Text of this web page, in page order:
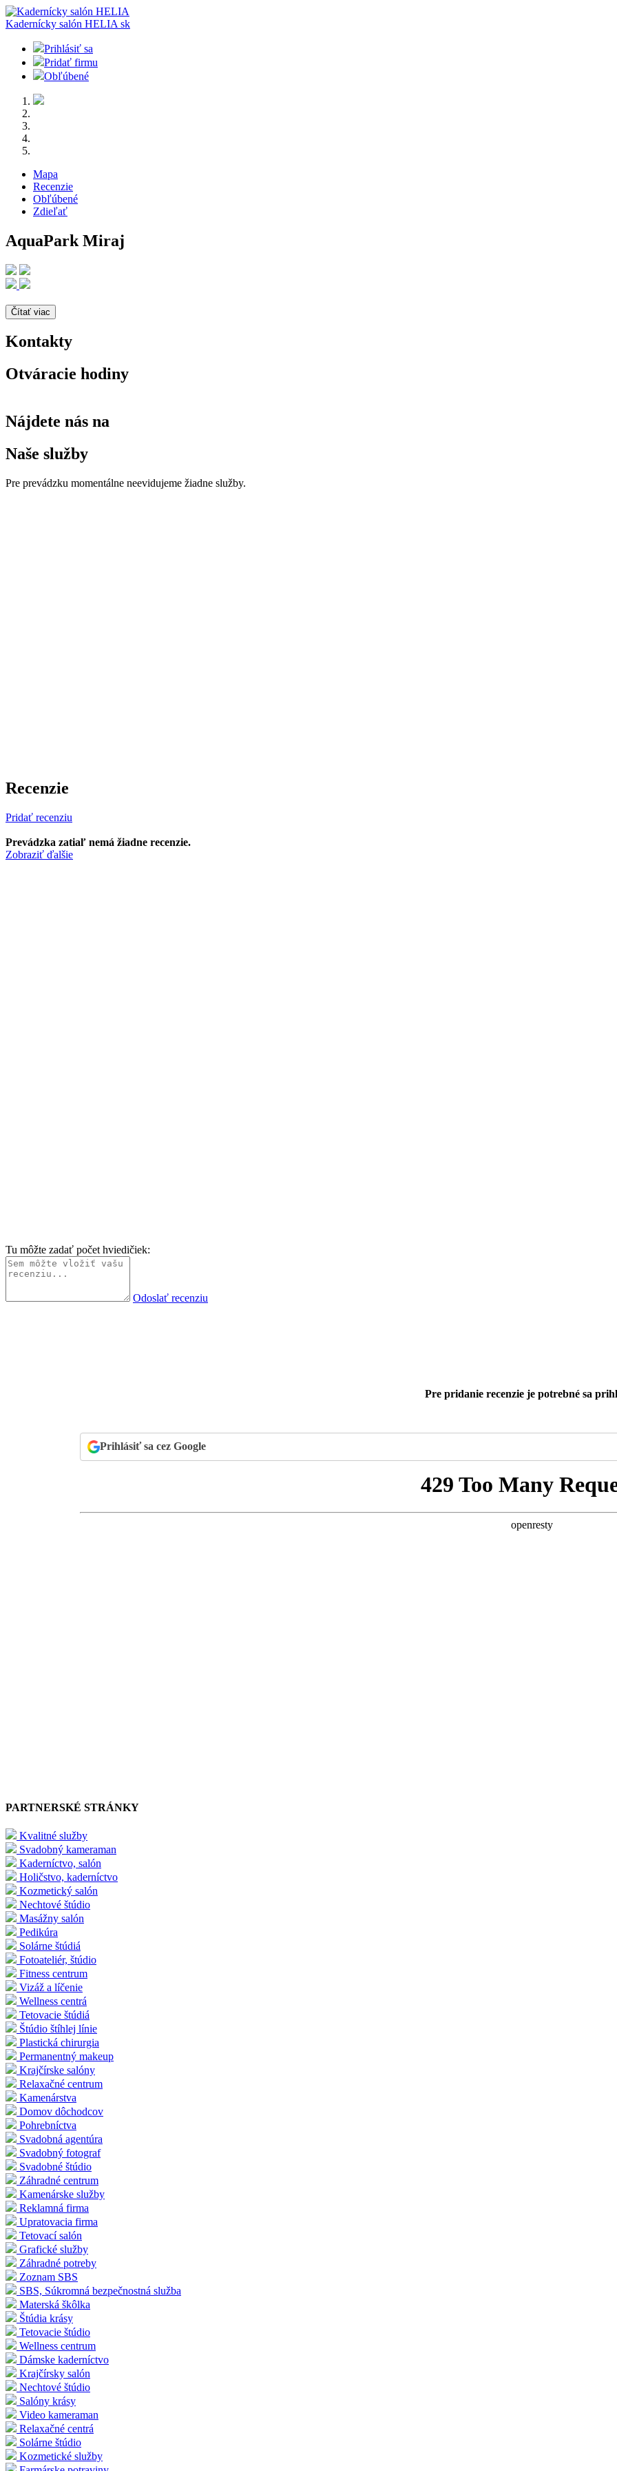
Kadernícky salón HELIA sk
Prihlásiť sa
Pridať firmu
Obľúbené
Mapa
Recenzie
Obľúbené
Zdieľať
AquaPark Miraj
Čítať viac
Kontakty
Otváracie hodiny
Nájdete nás na
Naše služby
Pre prevádzku momentálne neevidujeme žiadne služby.
Recenzie
Pridať recenziu
Prevádzka zatiaľ nemá žiadne recenzie.
Zobraziť ďalšie
Tu môžte zadať počet hviedičiek:
Odoslať recenziu
Pre pridanie recenzie je potrebné sa
Prihlásiť sa cez Google
PARTNERSKÉ STRÁNKY
Kvalitné služby
Svadobný kameraman
Kaderníctvo, salón
Holičstvo, kaderníctvo
Kozmetický salón
Nechtové štúdio
Masážny salón
Pedikúra
Solárne štúdiá
Fotoateliér, štúdio
Fitness centrum
Vizáž a líčenie
Wellness centrá
Tetovacie štúdiá
Štúdio štíhlej línie
Plastická chirurgia
Permanentný makeup
Krajčírske salóny
Relaxačné centrum
Kamenárstva
Domov dôchodcov
Pohrebníctva
Svadobná agentúra
Svadobný fotograf
Svadobné štúdio
Záhradné centrum
Kamenárske služby
Reklamná firma
Upratovacia firma
Tetovací salón
Grafické služby
Záhradné potreby
Zoznam SBS
SBS, Súkromná bezpečnostná služba
Materská škôlka
Štúdia krásy
Tetovacie štúdio
Wellness centrum
Dámske kaderníctvo
Krajčírsky salón
Nechtové štúdio
Salóny krásy
Video kameraman
Relaxačné centrá
Solárne štúdio
Kozmetické služby